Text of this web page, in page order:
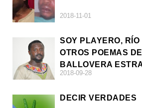
2018-11-01
SOY PLAYERO,
OTROS POEMAS
BALLOVERA
2018-09-28
DECIR VERDADES